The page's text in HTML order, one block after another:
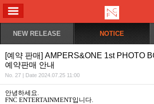
NEW RELEASE NOTICE
[예약 판매] AMPERS&ONE 1st PHOTO
예약판매 안내
No. 27 | Date 2024.07.25 11:00
안녕하세요.
FNC ENTERTAINMENT입니다.